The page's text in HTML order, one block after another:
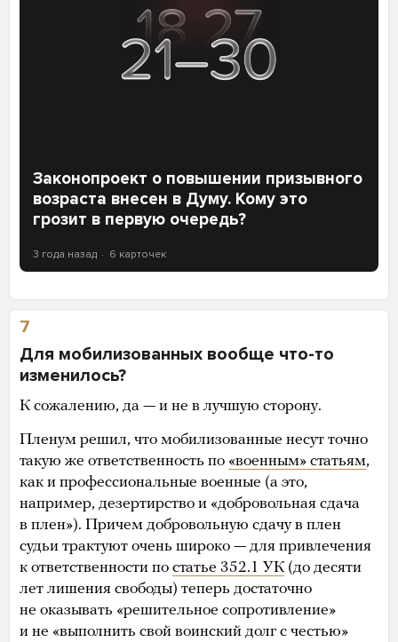
Законопроект о повышении призывного
возраста внесен в Думу. Кому это
грозит в первую очередь?
3 года назад 6 карточек
7
Для мобилизованных вообще что-то
изменилось?
К сожалению, да — и не в лучшую сторону.
Пленум решил, что мобилизованные несут точно
такую же ответственность по «военным» статьям,
как и профессиональные военные (а это,
например, дезертирство и «добровольная сдача
в плен»). Причем добровольную сдачу в плен
судьи трактуют очень широко — для привлечения
к ответственности по статье 352.1 УК (до десяти
лет лишения свободы) теперь достаточно
не оказывать «решительное сопротивление»
и не «выполнить свой воинский долг с честью»